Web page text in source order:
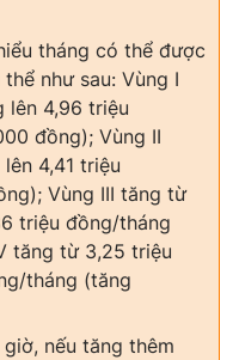
tháng có thể được
như sau: Vùng I
lên 4,96 triệu
đồng); Vùng II
4,41 triệu
Vùng III tăng từ
triệu đồng/tháng
tăng từ 3,25 triệu
tháng (tăng
nếu tăng thêm